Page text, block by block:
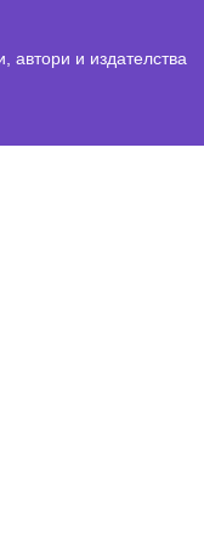
автори и издателства